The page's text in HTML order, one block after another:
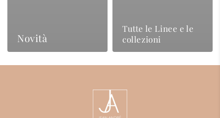
Novità
Tutte le Linee e le
collezioni